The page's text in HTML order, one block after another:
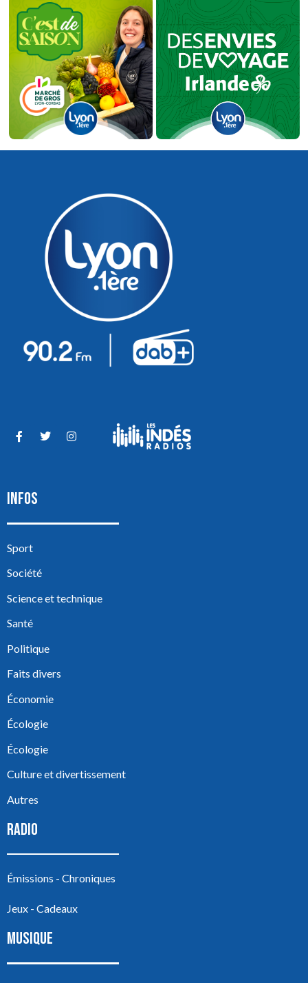
INFOS
Sport
Société
Science et technique
Santé
Politique
Faits divers
Économie
Écologie
Écologie
Culture et divertissement
Autres
RADIO
Émissions - Chroniques
Jeux - Cadeaux
MUSIQUE